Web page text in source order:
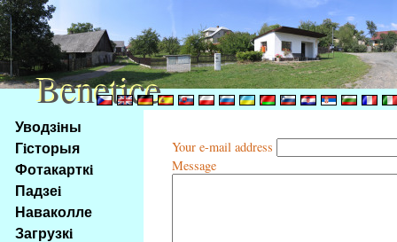
Na
obsah
stránky
Klávesové
zkratky
tomto
Уводзiны
Гiсторыя
Фотакарткi
Падзеi
Наваколле
Загрузкi
Your e-mail address
Message
Benetice
Benetice